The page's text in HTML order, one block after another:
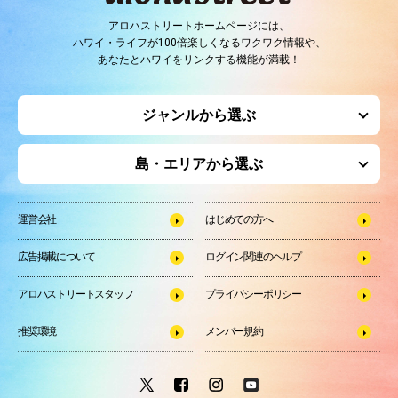
アロハストリートホームページには、
ハワイ・ライフが100倍楽しくなるワクワク情報や、
あなたとハワイをリンクする機能が満載！
ジャンルから選ぶ
島・エリアから選ぶ
運営会社 はじめての方へ
広告掲載について ログイン関連のヘルプ
アロハストリートスタッフ プライバシーポリシー
推奨環境 メンバー規約